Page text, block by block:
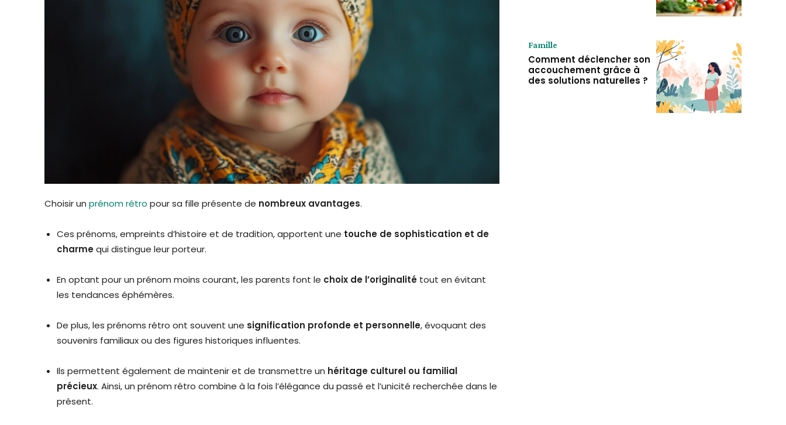
Choisir un prénom rétro pour sa fille présente de nombreux avantages.
Ces prénoms, empreints d’histoire et de tradition, apportent une touche de sophistication et de
charmequi distingue leur porteur.
En optant pour un prénom moins courant, les parents font le choix de l’originalité tout en évitant
les tendances éphémères.
De plus, les prénoms rétro ont souvent une signification profonde et personnelle, évoquant des
souvenirs familiaux ou des figures historiques influentes.
Ils permettent également de maintenir et de transmettre un héritage culturel ou familial
précieux. Ainsi, un prénom rétro combine à la fois l’élégance du passé et l’unicité recherchée dans le
présent.
Famille
Comment déclencher son
accouchement grâce à
des solutions naturelles ?